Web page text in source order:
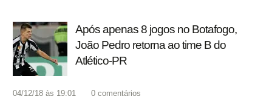
Após apenas 8 jogos no Botafogo,
João Pedro retorna ao time B do
Atlético-PR
04/12/18 às 19:01 0 comentários